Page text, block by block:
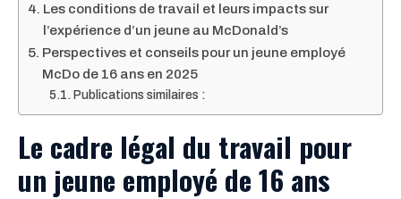
Les conditions de travail et leurs impacts sur
l’expérience d’un jeune au McDonald’s
Perspectives et conseils pour un jeune employé
McDo de 16 ans en 2025
Publications similaires :
Le cadre légal du travail pour
un jeune employé de 16 ans